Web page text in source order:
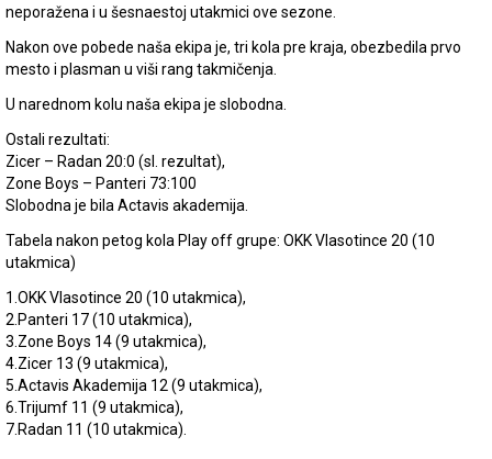
neporažena i u šesnaestoj utakmici ove sezone.
Nakon ove pobede naša ekipa je, tri kola pre kraja, obezbedila prvo
mesto i plasman u viši rang takmičenja.
U narednom kolu naša ekipa je slobodna.
Ostali rezultati:
Zicer – Radan 20:0 (sl. rezultat),
Zone Boys – Panteri 73:100
Slobodna je bila Actavis akademija.
Tabela nakon petog kola Play off grupe: OKK Vlasotince 20 (10
utakmica)
1.OKK Vlasotince 20 (10 utakmica),
2.Panteri 17 (10 utakmica),
3.Zone Boys 14 (9 utakmica),
4.Zicer 13 (9 utakmica),
5.Actavis Akademija 12 (9 utakmica),
6.Trijumf 11 (9 utakmica),
7.Radan 11 (10 utakmica).